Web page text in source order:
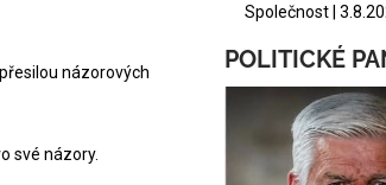
názorových
své názory.
Společnost |
POLITICKÉ